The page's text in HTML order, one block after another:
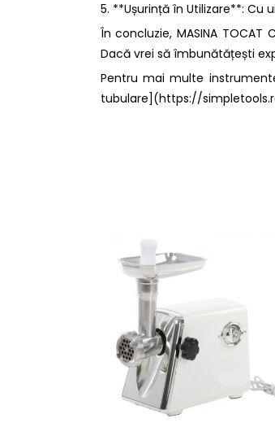
5. **Ușurință în Utilizare**:
În concluzie, MASINA
Dacă vrei să îmbunătățești
Pentru mai multe
tubulare](https://